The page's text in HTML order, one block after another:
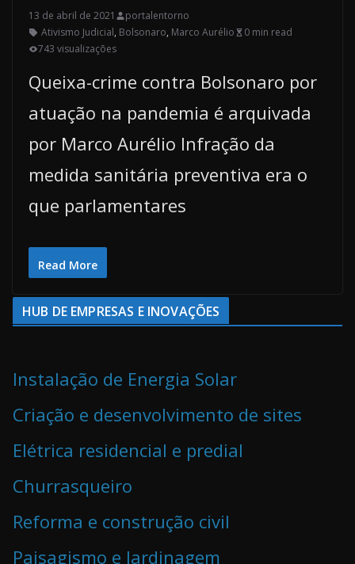
13 de abril de 2021
portalentorno
Ativismo Judicial, Bolsonaro, Marco Aurélio
0 min read
743 visualizações
Queixa-crime contra Bolsonaro por
atuação na pandemia é arquivada
por Marco Aurélio Infração da
medida sanitária preventiva era o
que parlamentares
Read More
HUB DE EMPRESAS E INOVAÇÕES
Instalação de Energia Solar
Criação e desenvolvimento de sites
Elétrica residencial e predial
Churrasqueiro
Reforma e construção civil
Paisagismo e Jardinagem